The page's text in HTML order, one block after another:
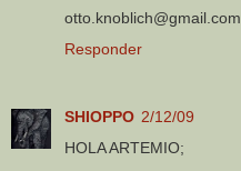
otto.knoblich@gmail.com
Responder
SHIOPPO 2/12/09
HOLA ARTEMIO;